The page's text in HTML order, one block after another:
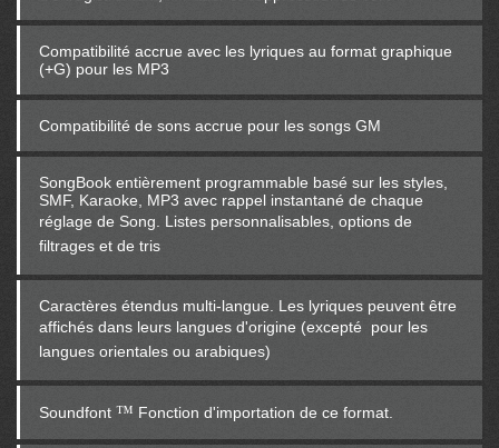
Compatibilité accrue avec les lyriques au format graphique
(+G) pour les MP3
Compatibilité de sons accrue pour les songs GM
SongBook entièrement programmable basé sur les styles,
SMF, Karaoke, MP3 avec rappel instantané de chaque
réglage de Song. Listes personnalisables, options de
filtrages et de tris
Caractères étendus multi-langue. Les lyriques peuvent être
affichés dans leurs langues d'origine (excepté pour les
langues orientales ou arabiques)
Soundfont ™ Fonction d'importation de ce format.